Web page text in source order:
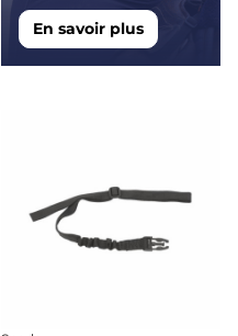
En savoir plus